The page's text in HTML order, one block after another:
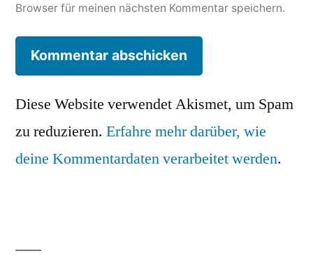
Browser für meinen nächsten Kommentar speichern.
Diese Website verwendet Akismet, um Spam
zu reduzieren. Erfahre mehr darüber, wie
deine Kommentardaten verarbeitet werden.